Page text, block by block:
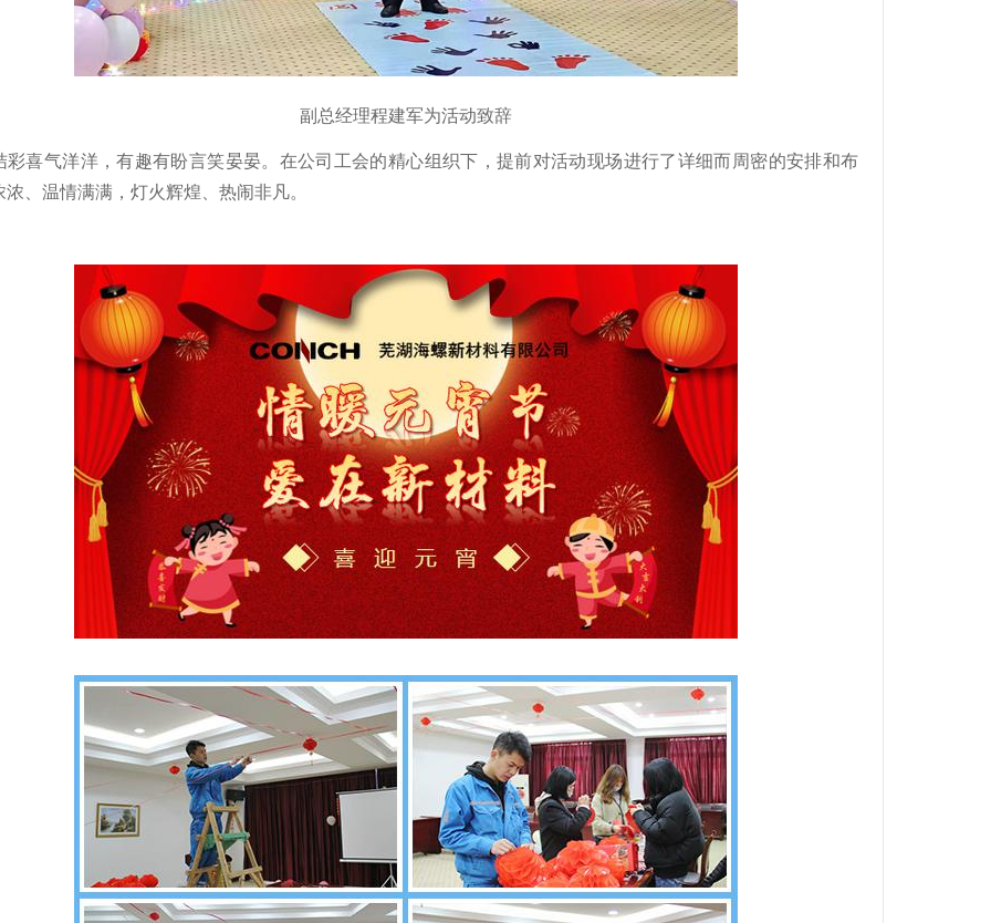
副总经理程建军为活动致辞
彩喜气洋洋，有趣有盼言笑晏晏。在公司工会的精心组织下，提前对活动现场进行了详细而周密的安排和布
、温情满满，灯火辉煌、热闹非凡。